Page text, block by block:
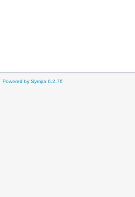
Powered by Sympa 6.2.76